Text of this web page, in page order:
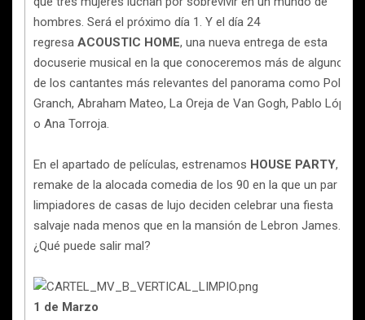
hombres. Será el próximo día 1. Y el día 24
regresa ACOUSTIC HOME, una nueva entrega de esta
docuserie musical en la que conoceremos más de algunos
de los cantantes más relevantes del panorama como Pol
Granch, Abraham Mateo, La Oreja de Van Gogh, Pablo López
o Ana Torroja.
En el apartado de películas, estrenamos HOUSE PARTY, el
remake de la alocada comedia de los 90 en la que un par de
limpiadores de casas de lujo deciden celebrar una fiesta
salvaje nada menos que en la mansión de Lebron James.
¿Qué puede salir mal?
1 de Marzo